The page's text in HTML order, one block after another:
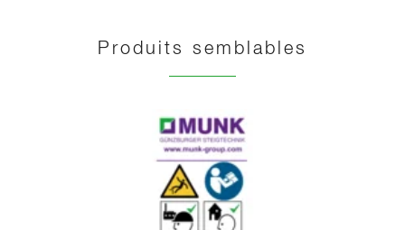
Produits semblables